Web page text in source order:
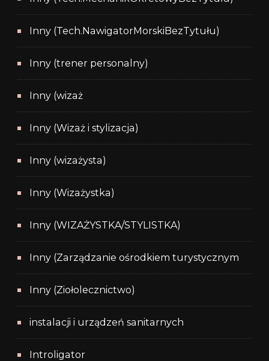
Inny (Tech.NawigatorMorskiBezTytułu)
Inny (trener personalny)
Inny (wizaż
Inny (Wizaż i stylizacja)
Inny (wizażysta)
Inny (Wizażystka)
Inny (WIZAŻYSTKA/STYLISTKA)
Inny (Zarządzanie ośrodkiem turystycznym
Inny (Ziołolecznictwo)
instalacji i urządzeń sanitarnych
Introligator